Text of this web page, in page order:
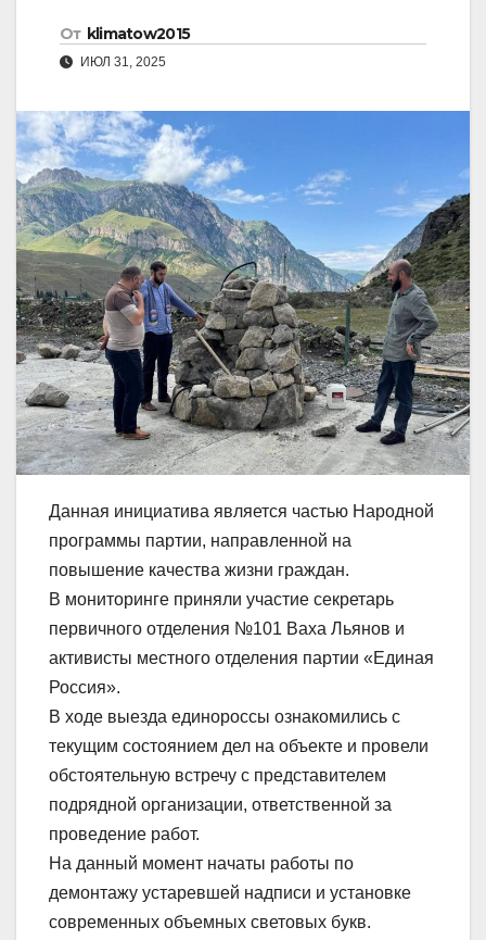
От klimatow2015
ИЮЛ 31, 2025
Данная инициатива является частью Народной
программы партии, направленной на
повышение качества жизни граждан.
В мониторинге приняли участие секретарь
первичного отделения №101 Ваха Льянов и
активисты местного отделения партии «Единая
Россия».
В ходе выезда единороссы ознакомились с
текущим состоянием дел на объекте и провели
обстоятельную встречу с представителем
подрядной организации, ответственной за
проведение работ.
На данный момент начаты работы по
демонтажу устаревшей надписи и установке
современных объемных световых букв.